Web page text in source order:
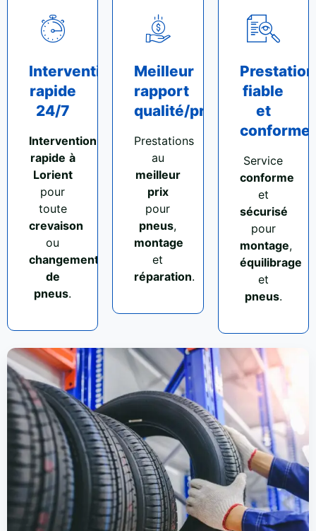
Intervention
rapide
24/7
Intervention
rapide à
Lorient
pour
toute
crevaison
ou
changement
de
pneus.
Meilleur
rapport
qualité/prix
Prestations
au
meilleur
prix
pour
pneus,
montage
et
réparation.
Prestation
fiable
et
conforme
Service
conforme
et
sécurisé
pour
montage,
équilibrage
et
pneus.